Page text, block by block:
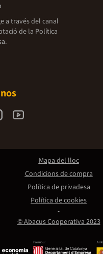
a través del canal
de la Política
Promou:
© Abacus Cooperativa 2023
Mapa del lloc
Condicions de compra
Política de privadesa
Política de cookies